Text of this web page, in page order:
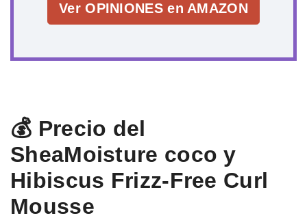
Ver OPINIONES en AMAZON
💰 Precio del
SheaMoisture coco y
Hibiscus Frizz-Free Curl
Mousse